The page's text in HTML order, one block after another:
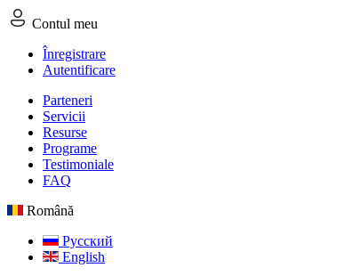
Contul meu
Înregistrare
Autentificare
Parteneri
Servicii
Resurse
Programe
Testimoniale
FAQ
Română
Русский
English